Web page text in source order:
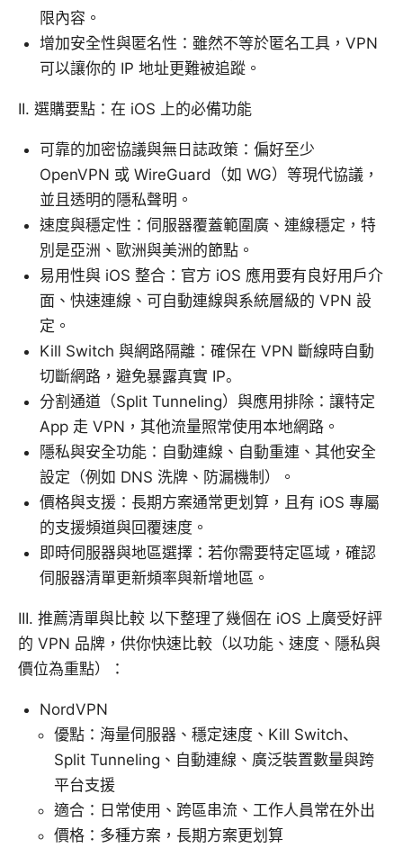
限內容。
增加安全性與匿名性：雖然不等於匿名工具，VPN
可以讓你的 IP 地址更難被追蹤。
II. 選購要點：在 iOS 上的必備功能
可靠的加密協議與無日誌政策：偏好至少
OpenVPN 或 WireGuard（如 WG）等現代協議，
並且透明的隱私聲明。
速度與穩定性：伺服器覆蓋範圍廣、連線穩定，特
別是亞洲、歐洲與美洲的節點。
易用性與 iOS 整合：官方 iOS 應用要有良好用戶介
面、快速連線、可自動連線與系統層級的 VPN 設
定。
Kill Switch 與網路隔離：確保在 VPN 斷線時自動
切斷網路，避免暴露真實 IP。
分割通道（Split Tunneling）與應用排除：讓特定
App 走 VPN，其他流量照常使用本地網路。
隱私與安全功能：自動連線、自動重連、其他安全
設定（例如 DNS 洗牌、防漏機制）。
價格與支援：長期方案通常更划算，且有 iOS 專屬
的支援頻道與回覆速度。
即時伺服器與地區選擇：若你需要特定區域，確認
伺服器清單更新頻率與新增地區。
III. 推薦清單與比較 以下整理了幾個在 iOS 上廣受好評
的 VPN 品牌，供你快速比較（以功能、速度、隱私與
價位為重點）：
NordVPN
優點：海量伺服器、穩定速度、Kill Switch、
Split Tunneling、自動連線、廣泛裝置數量與跨
平台支援
適合：日常使用、跨區串流、工作人員常在外出
價格：多種方案，長期方案更划算